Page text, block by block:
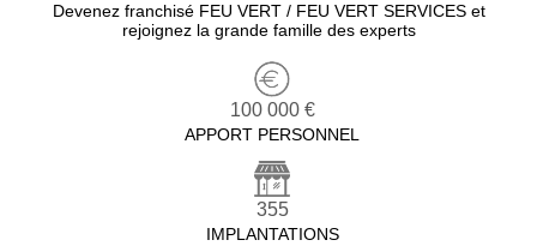
Devenez franchisé FEU VERT / FEU VERT SERVICES et
rejoignez la grande famille des experts
100 000 €
APPORT PERSONNEL
355
IMPLANTATIONS